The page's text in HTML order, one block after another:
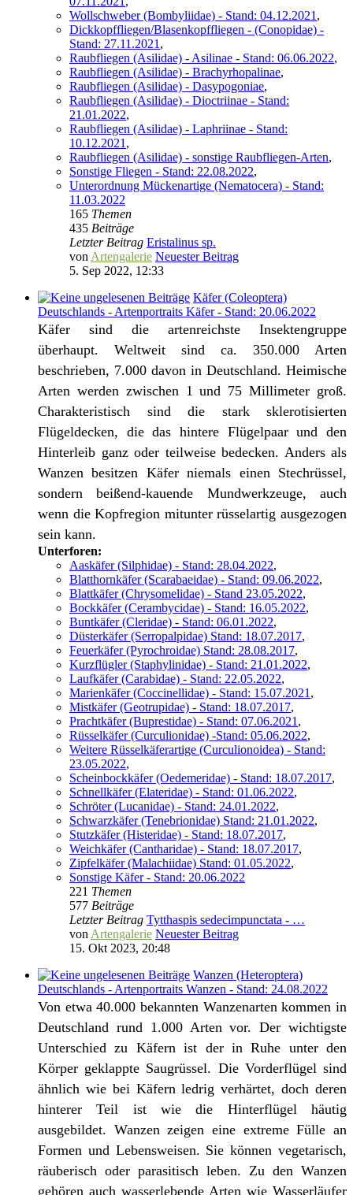
Wollschweber (Bombyliidae) - Stand: 04.12.2021 ,
Dickkopffliegen/Blasenkopffliegen - (Conopidae) -
Stand: 27.11.2021 ,
Raubfliegen (Asilidae) - Asilinae - Stand: 06.06.2022,
Raubfliegen (Asilidae) - Brachyrhopalinae,
Raubfliegen (Asilidae) - Dasypogoniae,
Raubfliegen (Asilidae) - Dioctriinae - Stand:
21.01.2022,
Raubfliegen (Asilidae) - Laphriinae - Stand:
10.12.2021 ,
Raubfliegen (Asilidae) - sonstige Raubfliegen-Arten,
Sonstige Fliegen - Stand: 22.08.2022,
Unterordnung Mückenartige (Nematocera) - Stand:
11.03.2022
165 Themen
435 Beiträge
Letzter Beitrag Eristalinus sp.
von Artengalerie Neuester Beitrag
5. Sep 2022, 12:33
Käfer (Coleoptera)
Deutschlands - Artenportraits Käfer - Stand: 20.06.2022
Käfer sind die artenreichste Insektengruppe
überhaupt. Weltweit sind ca. 350.000 Arten
beschrieben, 7.000 davon in Deutschland. Heimische
Arten werden zwischen 1 und 75 Millimeter groß.
Charakteristisch sind die stark sklerotisierten
Flügeldecken, die das hintere Flügelpaar und den
Hinterleib ganz oder teilweise bedecken. Anders als
Wanzen besitzen Käfer niemals einen Stechrüssel,
sondern beißend-kauende Mundwerkzeuge, auch
wenn die Kopfregion mitunter rüsselartig ausgezogen
sein kann.
Unterforen:
Aaskäfer (Silphidae) - Stand: 28.04.2022,
Blatthornkäfer (Scarabaeidae) - Stand: 09.06.2022,
Blattkäfer (Chrysomelidae) - Stand 23.05.2022,
Bockkäfer (Cerambycidae) - Stand: 16.05.2022,
Buntkäfer (Cleridae) - Stand: 06.01.2022,
Düsterkäfer (Serropalpidae) Stand: 18.07.2017,
Feuerkäfer (Pyrochroidae) Stand: 28.08.2017,
Kurzflügler (Staphylinidae) - Stand: 21.01.2022,
Laufkäfer (Carabidae) - Stand: 22.05.2022,
Marienkäfer (Coccinellidae) - Stand: 15.07.2021 ,
Mistkäfer (Geotrupidae) - Stand: 18.07.2017,
Prachtkäfer (Buprestidae) - Stand: 07.06.2021 ,
Rüsselkäfer (Curculionidae) -Stand: 05.06.2022,
Weitere Rüsselkäferartige (Curculionoidea) - Stand:
23.05.2022,
Scheinbockkäfer (Oedemeridae) - Stand: 18.07.2017,
Schnellkäfer (Elateridae) - Stand: 01.06.2022,
Schröter (Lucanidae) - Stand: 24.01.2022,
Schwarzkäfer (Tenebrionidae) Stand: 21.01.2022,
Stutzkäfer (Histeridae) - Stand: 18.07.2017,
Weichkäfer (Cantharidae) - Stand: 18.07.2017,
Zipfelkäfer (Malachiidae) Stand: 01.05.2022,
Sonstige Käfer - Stand: 20.06.2022
221 Themen
577 Beiträge
Letzter Beitrag Tytthaspis sedecimpunctata - …
von Artengalerie Neuester Beitrag
15. Okt 2023, 20:48
Wanzen (Heteroptera)
Deutschlands - Artenportraits Wanzen - Stand: 24.08.2022
Von etwa 40.000 bekannten Wanzenarten kommen in
Deutschland rund 1.000 Arten vor. Der wichtigste
Unterschied zu Käfern ist der in Ruhe unter den
Körper geklappte Saugrüssel. Die Vorderflügel sind
ähnlich wie bei Käfern ledrig verhärtet, doch deren
hinterer Teil ist wie die Hinterflügel häutig
ausgebildet. Wanzen zeigen eine extreme Fülle an
Formen und Lebensweisen. Sie können vegetarisch,
räuberisch oder parasitisch leben. Zu den Wanzen
gehören auch wasserlebende Arten wie Wasserläufer